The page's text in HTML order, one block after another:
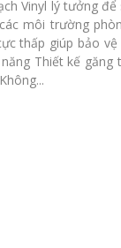
Vinyl lý tưởng
môi trường
thấp giúp bảo
Thiết kế